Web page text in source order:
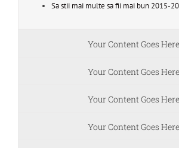
Sa stii mai multe sa fii mai bun 2015-
Your Content Goes Here
Your Content Goes Here
Your Content Goes Here
Your Content Goes Here